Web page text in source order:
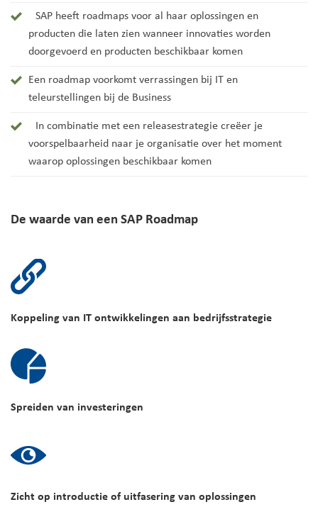
SAP heeft roadmaps voor al haar oplossingen en
producten die laten zien wanneer innovaties worden
doorgevoerd en producten beschikbaar komen
Een roadmap voorkomt verrassingen bij IT en
teleurstellingen bij de Business
In combinatie met een releasestrategie creëer je
voorspelbaarheid naar je organisatie over het moment
waarop oplossingen beschikbaar komen
De waarde van een SAP Roadmap
Koppeling van IT ontwikkelingen aan bedrijfsstrategie
Spreiden van investeringen
Zicht op introductie of uitfasering van oplossingen